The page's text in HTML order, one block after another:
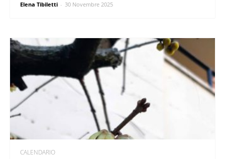
Elena Tibiletti - 30 Novembre 2025
CALENDARIO